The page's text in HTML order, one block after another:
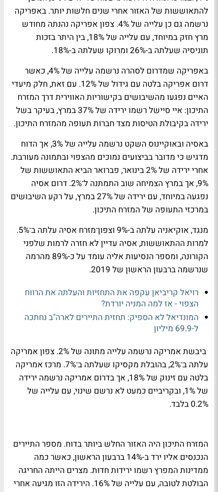
להתאוששות של האזור אחרי שנים חלשות יותר. באפריקה
נרשמה גם כן עלייה של 4%. צפון אפריקה נהנתה מחודש
מרץ חזק במיוחד, עם עלייה של 18%, בין היתר בזכות
תוניסיה שעלתה ב-26% ומרוקו שעלתה ב-18%.
באפריקה שמדרום לסהרה נרשמה עלייה של 4%, כאשר
דרום אפריקה בלטה עם גידול של 12%. עם זאת, חלק מיעדי
האיים נפגעו מהשיבושים בקישוריות האווירית דרך המזרח
התיכון: איי סיישל רשמו ירידה של 37% במרץ, בעיקר בשל
ירידה בקיבולת הטיסות מצד חברות תעופה מהמזרח התיכון.
באסיה ובאוקיינוס השקט נרשמה עלייה של 3%, אך הדוח
מדגיש כי מדובר בביצועים נמוכים מהצפוי ובתמונה מעורבת.
אחרי ירידה של 2% בינואר, פברואר הביא התאוששות של
9%, אך במרץ הצמיחה שוב התמתנה ל־2%. דרום אסיה
נפגעה במיוחד, עם ירידה של 27% במרץ, על רקע השיבושים
במרכזי התעופה של המזרח התיכון.
מנגד, אוקיאניה עלתה ב-9% וצפון־מזרח אסיה עלתה ב־5%.
למרות ההתאוששות, אסיה עדיין לא חזרה לרמות שלפני
הקורונה, ומספר הנסיעות אליה עומד על כ-89% מהרמה
שנרשמה ברבעון הראשון של 2019.
רויאל קריביאן עקפה את התחזיות והעלתה את הרווח
הצפוי - אז למה המניה יורדת?
המונדיאל לא הספיק: תחזית התיירים לארה"ב נחתכה
ל-69.9 מיליון
ביבשת אמריקה נרשמה עלייה מתונה של 2%. צפון אמריקה
עלתה ב־2%, בהובלת מקסיקו שעלתה ב־7%. מרכז אמריקה
בלטה עם זינוק של 18%, אך בדרום אמריקה נרשמה ירידה
של 1%, ובקריביים כמעט לא נרשם שינוי, עם עלייה של
0.2% בלבד.
המזרח התיכון היה האזור החלש ביותר בדוח. מספר התיירים
הנכנסים אליו ירד ב-14% ברבעון הראשון, כאשר כמה
ממדינות המפרץ רשמו ירידות חדות. מצרים הייתה החריגה
הבולטת לטובה, עם עלייה של 16%. הירידה הזו מגיעה אחרי